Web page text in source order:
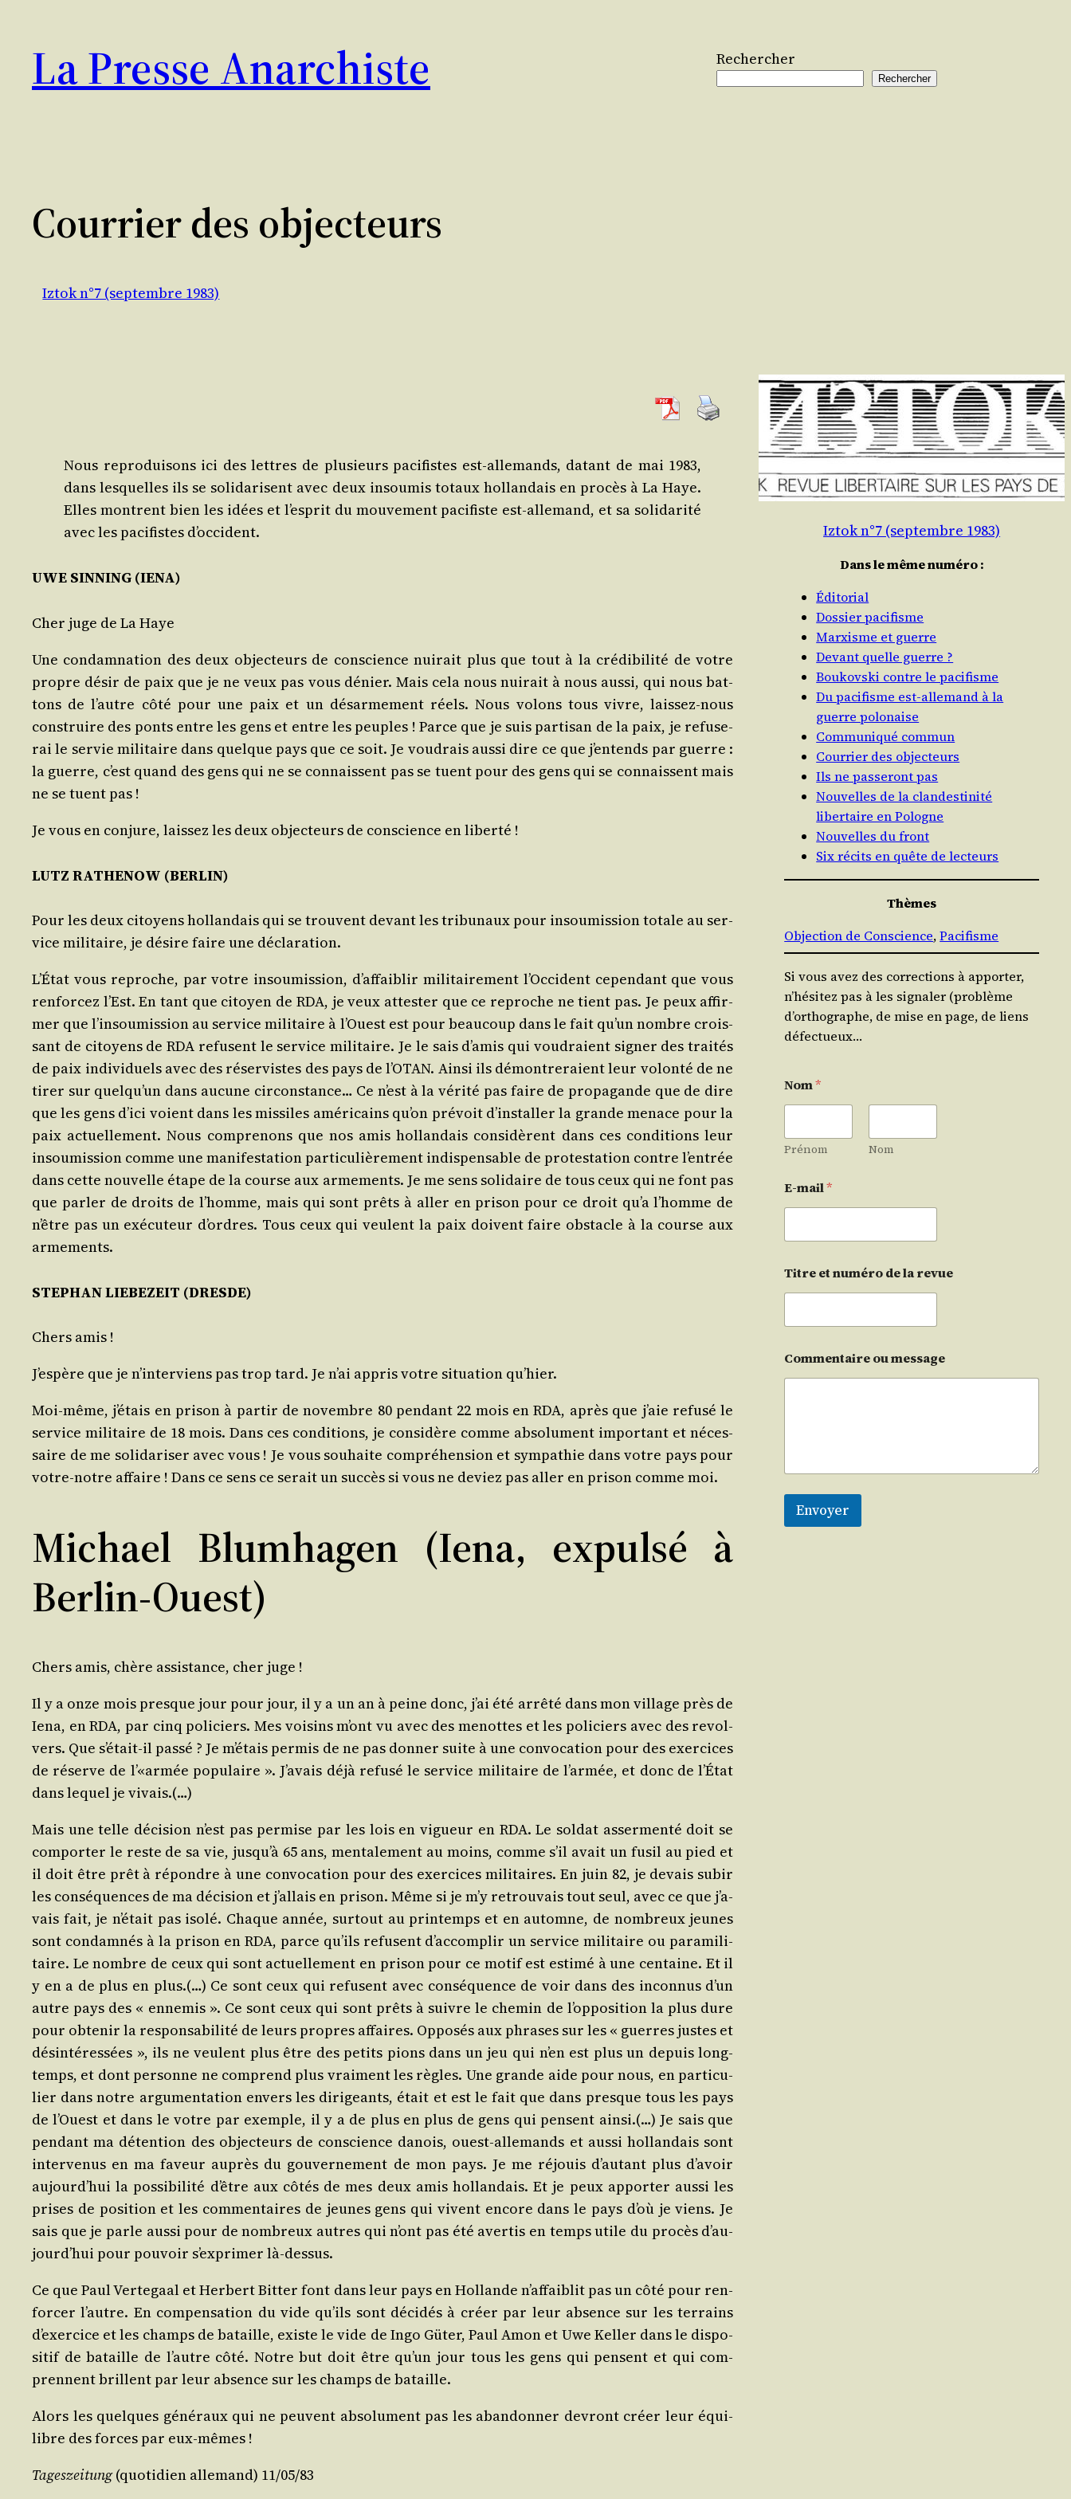
contenu
La Presse Anarchiste Rechercher
Rechercher
Courrier des objecteurs
Iztok n°7 (septembre 1983)
Nous repro­dui­sons ici des lettres de plu­sieurs paci­fistes est-alle­mands, datant de mai 1983,
dans les­quelles ils se soli­da­risent avec deux insou­mis totaux hol­lan­dais en pro­cès à La Haye.
Elles montrent bien les idées et l’es­prit du mou­ve­ment paci­fiste est-alle­mand, et sa soli­da­ri­té
avec les paci­fistes d’occident.
UWE SINNING (IENA)
Cher juge de La Haye
Une condam­na­tion des deux objec­teurs de conscience nui­rait plus que tout à la cré­di­bi­li­té de votre
propre désir de paix que je ne veux pas vous dénier. Mais cela nous nui­rait à nous aus­si, qui nous bat­
tons de l’autre côté pour une paix et un désar­me­ment réels. Nous volons tous vivre, lais­sez-nous
construire des ponts entre les gens et entre les peuples ! Parce que je suis par­ti­san de la paix, je refu­se­
rai le ser­vie mili­taire dans quelque pays que ce soit. Je vou­drais aus­si dire ce que j’en­tends par guerre :
la guerre, c’est quand des gens qui ne se connaissent pas se tuent pour des gens qui se connaissent mais
ne se tuent pas !
Je vous en conjure, lais­sez les deux objec­teurs de conscience en liberté !
LUTZ RATHENOW (BERLIN)
Pour les deux citoyens hol­lan­dais qui se trouvent devant les tri­bu­naux pour insou­mis­sion totale au ser­
vice mili­taire, je désire faire une déclaration.
L’É­tat vous reproche, par votre insou­mis­sion, d’af­fai­blir mili­tai­re­ment l’Oc­ci­dent cepen­dant que vous
ren­for­cez l’Est. En tant que citoyen de RDA, je veux attes­ter que ce reproche ne tient pas. Je peux affir­
mer que l’in­sou­mis­sion au ser­vice mili­taire à l’Ouest est pour beau­coup dans le fait qu’un nombre crois­
sant de citoyens de RDA refusent le ser­vice mili­taire. Je le sais d’a­mis qui vou­draient signer des trai­tés
de paix indi­vi­duels avec des réser­vistes des pays de l’O­TAN. Ain­si ils démon­tre­raient leur volon­té de ne
tirer sur quel­qu’un dans aucune cir­cons­tance… Ce n’est à la véri­té pas faire de pro­pa­gande que de dire
que les gens d’i­ci voient dans les mis­siles amé­ri­cains qu’on pré­voit d’ins­tal­ler la grande menace pour la
paix actuel­le­ment. Nous com­pre­nons que nos amis hol­lan­dais consi­dèrent dans ces condi­tions leur
insou­mis­sion comme une mani­fes­ta­tion par­ti­cu­liè­re­ment indis­pen­sable de pro­tes­ta­tion contre l’en­trée
dans cette nou­velle étape de la course aux arme­ments. Je me sens soli­daire de tous ceux qui ne font pas
que par­ler de droits de l’homme, mais qui sont prêts à aller en pri­son pour ce droit qu’a l’homme de
n’être pas un exé­cu­teur d’ordres. Tous ceux qui veulent la paix doivent faire obs­tacle à la course aux
armements.
STEPHAN LIEBEZEIT (DRESDE)
Chers amis !
J’es­père que je n’in­ter­viens pas trop tard. Je n’ai appris votre situa­tion qu’hier.
Moi-même, j’é­tais en pri­son à par­tir de novembre 80 pen­dant 22 mois en RDA, après que j’aie refu­sé le
ser­vice mili­taire de 18 mois. Dans ces condi­tions, je consi­dère comme abso­lu­ment impor­tant et néces­
saire de me soli­da­ri­ser avec vous ! Je vous sou­haite com­pré­hen­sion et sym­pa­thie dans votre pays pour
votre-notre affaire ! Dans ce sens ce serait un suc­cès si vous ne deviez pas aller en pri­son comme moi.
Michael Blumhagen (Iena, expulsé à
Berlin-Ouest)
Chers amis, chère assis­tance, cher juge !
Il y a onze mois presque jour pour jour, il y a un an à peine donc, j’ai été arrê­té dans mon vil­lage près de
Iena, en RDA, par cinq poli­ciers. Mes voi­sins m’ont vu avec des menottes et les poli­ciers avec des revol­
vers. Que s’é­tait-il pas­sé ? Je m’é­tais per­mis de ne pas don­ner suite à une convo­ca­tion pour des exer­cices
de réserve de l’«armée popu­laire ». J’a­vais déjà refu­sé le ser­vice mili­taire de l’ar­mée, et donc de l’É­tat
dans lequel je vivais.(…)
Mais une telle déci­sion n’est pas per­mise par les lois en vigueur en RDA. Le sol­dat asser­men­té doit se
com­por­ter le reste de sa vie, jus­qu’à 65 ans, men­ta­le­ment au moins, comme s’il avait un fusil au pied et
il doit être prêt à répondre à une convo­ca­tion pour des exer­cices mili­taires. En juin 82, je devais subir
les consé­quences de ma déci­sion et j’al­lais en pri­son. Même si je m’y retrou­vais tout seul, avec ce que j’a­
vais fait, je n’é­tait pas iso­lé. Chaque année, sur­tout au prin­temps et en automne, de nom­breux jeunes
sont condam­nés à la pri­son en RDA, parce qu’ils refusent d’ac­com­plir un ser­vice mili­taire ou para­mi­li­
taire. Le nombre de ceux qui sont actuel­le­ment en pri­son pour ce motif est esti­mé à une cen­taine. Et il
y en a de plus en plus.(…) Ce sont ceux qui refusent avec consé­quence de voir dans des incon­nus d’un
autre pays des « enne­mis ». Ce sont ceux qui sont prêts à suivre le che­min de l’op­po­si­tion la plus dure
pour obte­nir la res­pon­sa­bi­li­té de leurs propres affaires. Oppo­sés aux phrases sur les « guerres justes et
dés­in­té­res­sées », ils ne veulent plus être des petits pions dans un jeu qui n’en est plus un depuis long­
temps, et dont per­sonne ne com­prend plus vrai­ment les règles. Une grande aide pour nous, en par­ti­cu­
lier dans notre argu­men­ta­tion envers les diri­geants, était et est le fait que dans presque tous les pays
de l’Ouest et dans le votre par exemple, il y a de plus en plus de gens qui pensent ain­si.(…) Je sais que
pen­dant ma déten­tion des objec­teurs de conscience danois, ouest-alle­mands et aus­si hol­lan­dais sont
inter­ve­nus en ma faveur auprès du gou­ver­ne­ment de mon pays. Je me réjouis d’au­tant plus d’a­voir
aujourd’­hui la pos­si­bi­li­té d’être aux côtés de mes deux amis hol­lan­dais. Et je peux appor­ter aus­si les
prises de posi­tion et les com­men­taires de jeunes gens qui vivent encore dans le pays d’où je viens. Je
sais que je parle aus­si pour de nom­breux autres qui n’ont pas été aver­tis en temps utile du pro­cès d’au­
jourd’­hui pour pou­voir s’ex­pri­mer là-dessus.
Ce que Paul Ver­te­gaal et Her­bert Bit­ter font dans leur pays en Hol­lande n’af­fai­blit pas un côté pour ren­
for­cer l’autre. En com­pen­sa­tion du vide qu’ils sont déci­dés à créer par leur absence sur les ter­rains
d’exer­cice et les champs de bataille, existe le vide de Ingo Güter, Paul Amon et Uwe Kel­ler dans le dis­po­
si­tif de bataille de l’autre côté. Notre but doit être qu’un jour tous les gens qui pensent et qui com­
prennent brillent par leur absence sur les champs de bataille.
Alors les quelques géné­raux qui ne peuvent abso­lu­ment pas les aban­don­ner devront créer leur équi­
libre des forces par eux-mêmes !
Tages­zei­tung(quo­ti­dien alle­mand) 11/​05/​83
Iztok n°7 (septembre 1983)
Dans le même numéro :
Éditorial
Dossier pacifisme
Marxisme et guerre
Devant quelle guerre ?
Boukovski contre le pacifisme
Du pacifisme est-allemand à la
guerre polonaise
Communiqué commun
Courrier des objecteurs
Ils ne passeront pas
Nouvelles de la clandestinité
libertaire en Pologne
Nouvelles du front
Six récits en quête de lecteurs
Thèmes
Objection de Conscience, Pacifisme
Si vous avez des corrections à apporter,
n’hésitez pas à les signaler (problème
d’orthographe, de mise en page, de liens
défectueux…
Nom*
Prénom Nom
E-mail*
Titre et numéro de la revue
Commentaire ou message
Envoyer